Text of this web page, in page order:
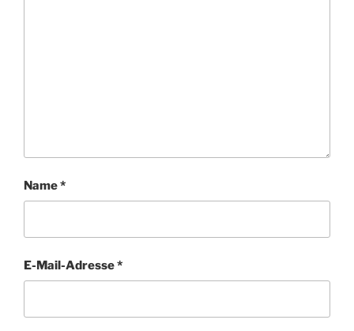
Name*
E-Mail-Adresse*